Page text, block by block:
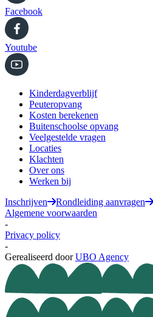
Facebook
Youtube
Kinderdagverblijf
Peuteropvang
Kosten berekenen
Buitenschoolse opvang
Veelgestelde vragen
Locaties
Klachten
Over ons
Werken bij
Inschrijven
Rondleiding aanvragen
Algemene voorwaarden
-
Privacy policy
-
Gerealiseerd door UBO Agency